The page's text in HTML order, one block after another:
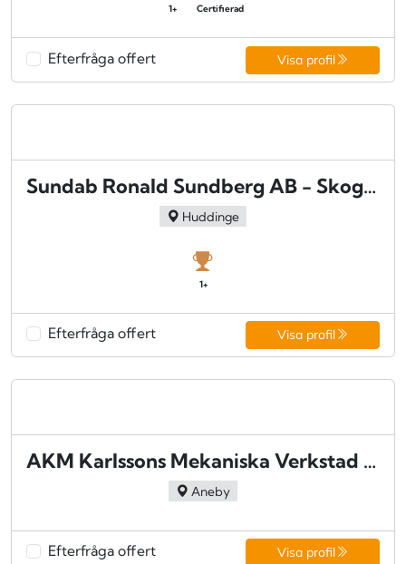
1+ Certifierad
Efterfråga offert Visa profil
Sundab Ronald Sundberg AB - Skogås
Huddinge
1+
Efterfråga offert Visa profil
AKM Karlssons Mekaniska Verkstad AB - Aneby
Aneby
Efterfråga offert Visa profil